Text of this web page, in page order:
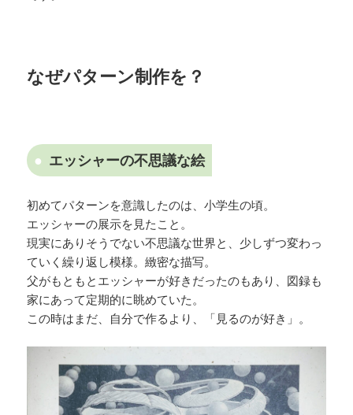
なぜパターン制作を？
エッシャーの不思議な絵
初めてパターンを意識したのは、小学生の頃。
エッシャーの展示を見たこと。
現実にありそうでない不思議な世界と、少しずつ変わっ
ていく繰り返し模様。緻密な描写。
父がもともとエッシャーが好きだったのもあり、図録も
家にあって定期的に眺めていた。
この時はまだ、自分で作るより、「見るのが好き」。